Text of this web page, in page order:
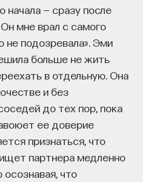
начала — сразу после
мне врал с самого
не подозревала». Эми
больше не жить
в отдельную. Она
и без
до тех пор, пока
ее доверие
признаться, что
партнера медленно
что